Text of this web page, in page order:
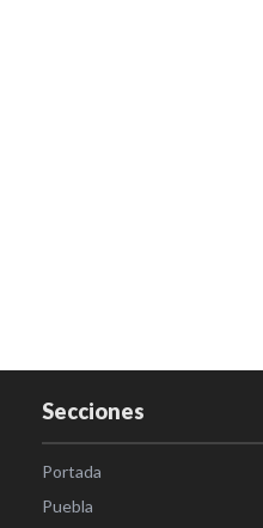
Secciones
Portada
Puebla